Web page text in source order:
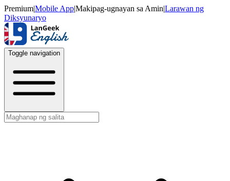
Premium|Mobile App|Makipag-ugnayan sa Amin|Larawan ng
Diksyunaryo
Toggle navigation